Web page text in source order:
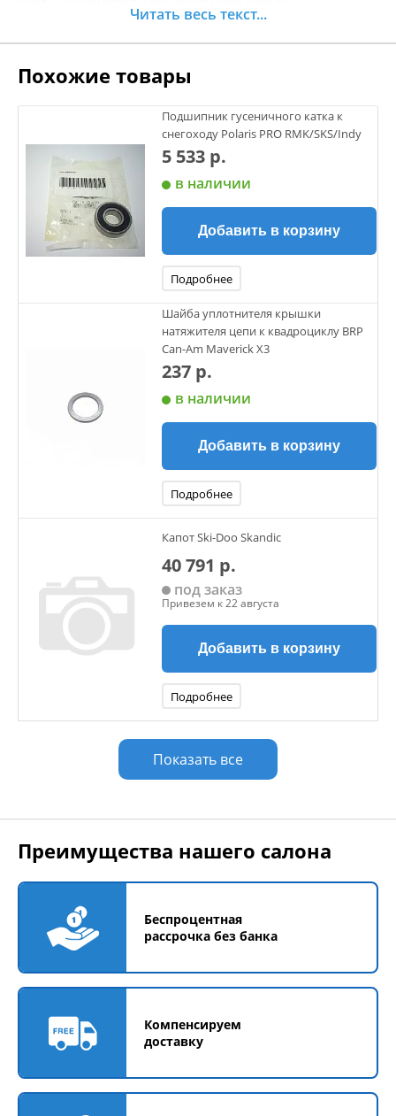
управляемость машины. Высококачественные материалы
сложных трассах. Этот ролик поможет восстановить
эффективность работы вариатора, что немаловажно для
обеспечения плавного старта и стабильно высокой
скорости. Использование оригинальных запчастей, таких
как этот ролик, значительно повысит общий ресурс
вашего снегохода. Перед покупкой рекомендуется
уточнять характеристики товара.
Читать весь текст...
Похожие товары
Подшипник гусеничного катка к
снегоходу Polaris PRO RMK/SKS/Indy
5 533 р.
в наличии
Добавить в корзину
Подробнее
Шайба уплотнителя крышки
натяжителя цепи к квадроциклу BRP
Can-Am Maverick X3
237 р.
в наличии
Добавить в корзину
Подробнее
Капот Ski-Doo Skandic
40 791 р.
под заказ
Привезем к 22 августа
Добавить в корзину
Подробнее
Показать все
Преимущества нашего салона
Беспроцентная
рассрочка без банка
Компенсируем
доставку